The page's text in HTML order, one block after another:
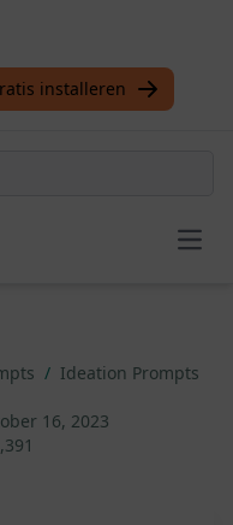
installeren
/ Ideation Prompts
16, 2023